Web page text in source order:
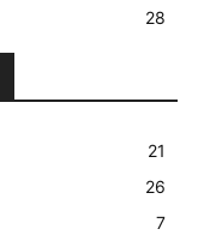
28
21
26
7